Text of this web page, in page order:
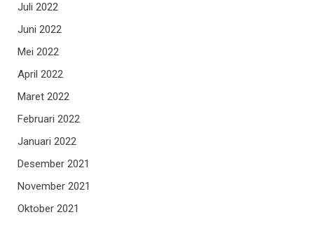
Juli 2022
Juni 2022
Mei 2022
April 2022
Maret 2022
Februari 2022
Januari 2022
Desember 2021
November 2021
Oktober 2021